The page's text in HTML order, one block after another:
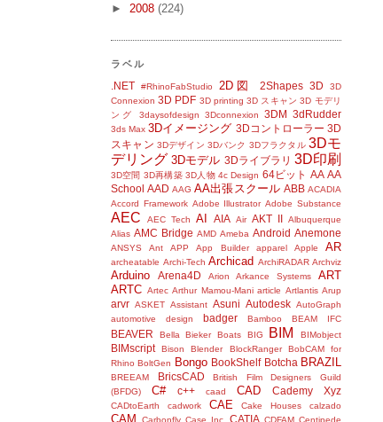
► 2008 (224)
ラベル
.NET #RhinoFabStudio 2D図 2Shapes 3D
3D
Connexion 3D PDF 3D printing 3D スキャン 3D モデリ
ング
3daysofdesign 3Dconnexion 3DM 3dRudder
3ds Max 3Dイメージング 3Dコントローラー 3D
スキャン 3Dデザイン 3Dバンク 3Dフラクタル 3Dモ
デリング 3Dモデル 3Dライブラリ 3D印刷
3D空間 3D再構築 3D人物 4c Design 64ビット AA AA
School AAD AAG AA出張スクール ABB ACADIA
Accord Framework Adobe Illustrator Adobe Substance
AEC AEC Tech AI AIA Air AKT II Albuquerque
Alias AMC Bridge AMD Ameba Android Anemone
ANSYS Ant APP App Builder apparel Apple AR
archeatable Archi-Tech Archicad ArchiRADAR Archviz
Arduino Arena4D Arion Arkance Systems
ART
ARTC Artec Arthur Mamou-Mani article Artlantis Arup
arvr ASKET Assistant Asuni Autodesk AutoGraph
automotive design
badger Bamboo BEAM IFC
BEAVER Bella Bieker Boats BIG BIM BIMobject
BIMscript Bison Blender BlockRanger
BobCAM for
Rhino BoltGen Bongo BookShelf Botcha BRAZIL
BREEAM BricsCAD
British Film Designers Guild
(BFDG)
C# c++ caad CAD Cademy Xyz
CADtoEarth cadwork CAE Cake Houses calzado
CAM Carbonfly Case Inc. CATIA CDFAM Centipede